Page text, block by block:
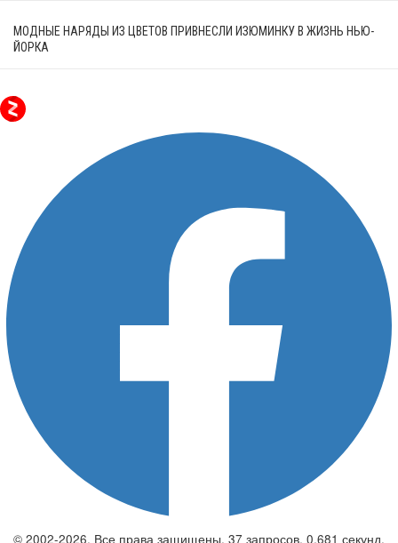
МОДНЫЕ НАРЯДЫ ИЗ ЦВЕТОВ ПРИВНЕСЛИ ИЗЮМИНКУ В ЖИЗНЬ НЬЮ-
ЙОРКА
© 2002-2026. Все права защищены. 37 запросов. 0,681 секунд.